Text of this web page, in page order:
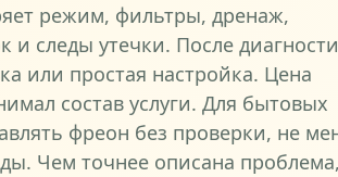
режим, фильтры, дренаж,
и следы утечки. После
или простая настройка. Цена
состав услуги. Для бытовых
фреон без проверки, не
Чем точнее описана